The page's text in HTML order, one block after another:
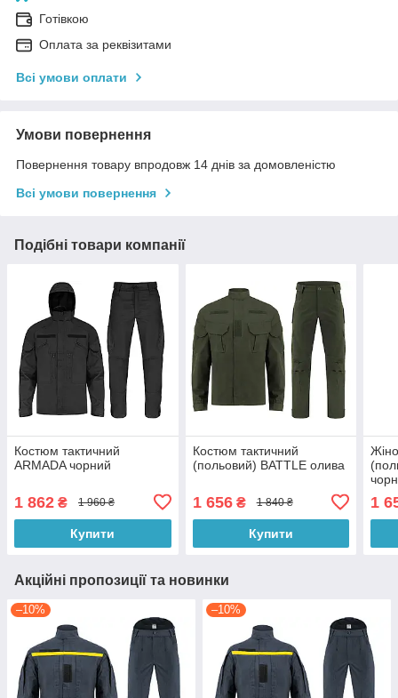
Готівкою
Оплата за реквізитами
Всі умови оплати
Умови повернення
Повернення товару впродовж 14 днів за домовленістю
Всі умови повернення
Подібні товари компанії
Костюм тактичний
ARMADA чорний
1 862 ₴ 1 960 ₴
Купити
Костюм тактичний
(польовий) BATTLE олива
1 656₴ 1 840 ₴
Купити
1
Акційні пропозиції та новинки
–10% –10%